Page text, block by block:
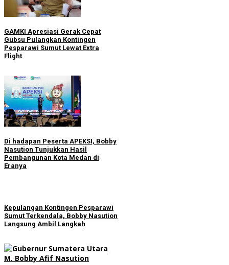
GAMKI Apresiasi Gerak Cepat
Gubsu Pulangkan Kontingen
Pesparawi Sumut Lewat Extra
Flight
Di hadapan Peserta APEKSI, Bobby
Nasution Tunjukkan Hasil
Pembangunan Kota Medan di
Eranya
Kepulangan Kontingen Pesparawi
Sumut Terkendala, Bobby Nasution
Langsung Ambil Langkah